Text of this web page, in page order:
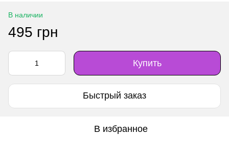
В наличии
495 грн
Купить
Быстрый заказ
В избранное